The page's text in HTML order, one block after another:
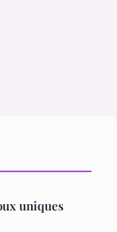
uniques